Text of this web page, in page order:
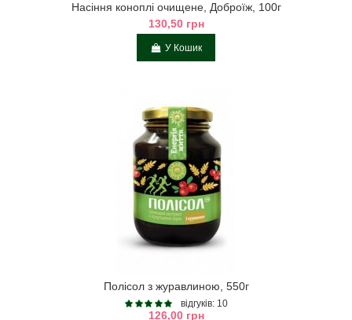
Насіння коноплі очищене, Доброїж, 100г
130,50 грн
У Кошик
Полісол з журавлиною, 550г
відгуків: 10
126,00 грн